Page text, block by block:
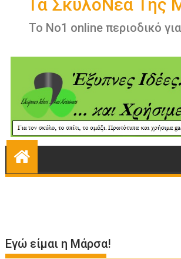
Εγώ είμαι η Μάρσα!